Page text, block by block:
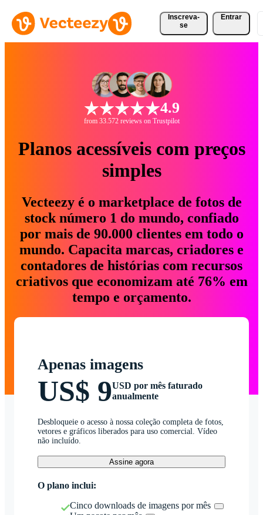
Inscreva-
se
Entrar
4.9
from 33.572 reviews on Trustpilot
Planos acessíveis com preços
simples
Vecteezy é o marketplace de fotos de
stock número 1 do mundo, confiado
por mais de 90.000 clientes em todo o
mundo. Capacita marcas, criadores e
contadores de histórias com recursos
criativos que economizam até 76% em
tempo e orçamento.
Apenas imagens
US$ 9USD por mês faturado
anualmente
Desbloqueie o acesso à nossa coleção completa de fotos,
vetores e gráficos liberados para uso comercial. Vídeo
não incluído.
Assine agora
O plano inclui:
Cinco downloads de imagens por mês